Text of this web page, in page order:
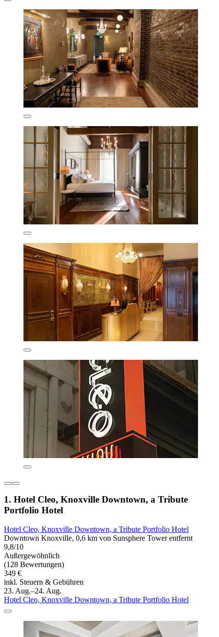
1. Hotel Cleo, Knoxville Downtown, a Tribute
Portfolio Hotel
Hotel Cleo, Knoxville Downtown, a Tribute Portfolio Hotel
Downtown Knoxville, 0,6 km von Sunsphere Tower entfernt
9,8/10
Außergewöhnlich
(128 Bewertungen)
349 €
inkl. Steuern & Gebühren
23. Aug.–24. Aug.
Hotel Cleo, Knoxville Downtown, a Tribute Portfolio Hotel